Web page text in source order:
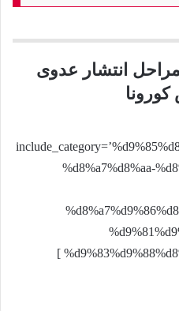
انتشار عدوى
%d8%a7%d8%aa-